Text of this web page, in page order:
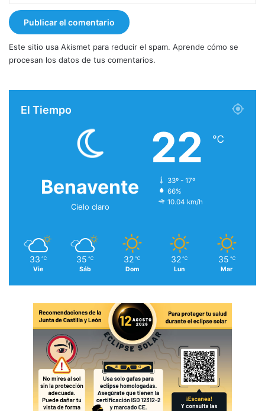
Este sitio usa Akismet para reducir el spam. Aprende cómo se
procesan los datos de tus comentarios.
El Tiempo
Benavente
Cielo claro
22 ℃
33º - 17º
66%
10.04 km/h
33 ℃
Vie
35 ℃
Sáb
32 ℃
Dom
32 ℃
Lun
35 ℃
Mar